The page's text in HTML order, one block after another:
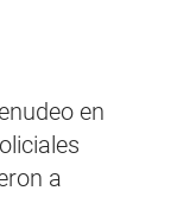
en
a